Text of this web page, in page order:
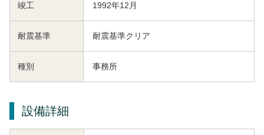
竣工 1992年12月
耐震基準 耐震基準クリア
種別 事務所
設備詳細